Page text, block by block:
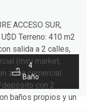
ACCESO SUR,
Terreno: 410 m2
salida a 2 calles,
(mini market,
zona comercial
depósito con 2
baños propios y un
4
Baño